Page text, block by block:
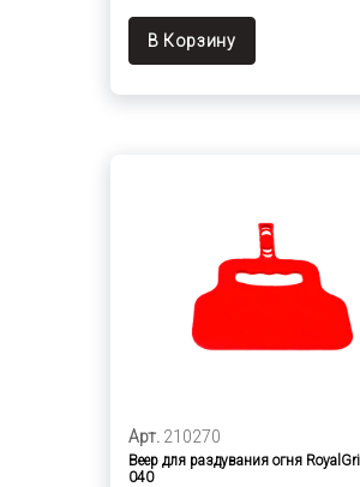
В Корзину
Арт. 210270
Веер для раздувания огня
040